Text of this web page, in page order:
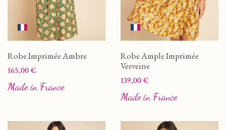
Robe Imprimée Ambre
Prix
165,00 €
Made in France
Robe Ample Imprimée
Verveine
Prix
139,00 €
Made in France